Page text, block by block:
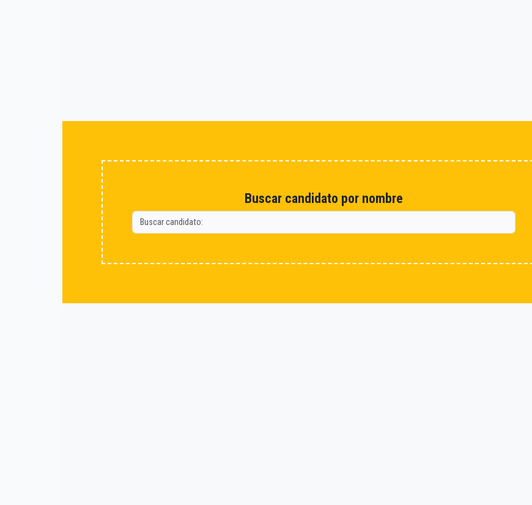
Buscar candidato por nombre